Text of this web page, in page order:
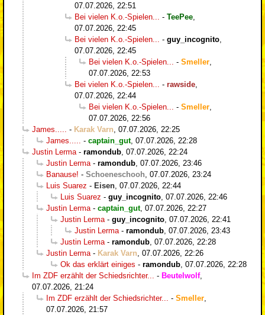
07.07.2026, 22:51
Bei vielen K.o.-Spielen... - TeePee,
07.07.2026, 22:45
Bei vielen K.o.-Spielen... - guy_incognito,
07.07.2026, 22:45
Bei vielen K.o.-Spielen... - Smeller,
07.07.2026, 22:53
Bei vielen K.o.-Spielen... - rawside,
07.07.2026, 22:44
Bei vielen K.o.-Spielen... - Smeller,
07.07.2026, 22:56
James..... - Karak Varn, 07.07.2026, 22:25
James..... - captain_gut, 07.07.2026, 22:28
Justin Lerma- ramondub, 07.07.2026, 22:24
Justin Lerma- ramondub, 07.07.2026, 23:46
Banause! - Schoeneschooh, 07.07.2026, 23:24
Luis Suarez - Eisen, 07.07.2026, 22:44
Luis Suarez - guy_incognito, 07.07.2026, 22:46
Justin Lerma- captain_gut, 07.07.2026, 22:27
Justin Lerma- guy_incognito, 07.07.2026, 22:41
Justin Lerma- ramondub, 07.07.2026, 23:43
Justin Lerma- ramondub, 07.07.2026, 22:28
Justin Lerma- Karak Varn, 07.07.2026, 22:26
Ok das erklärt einiges - ramondub, 07.07.2026, 22:28
Im ZDF erzählt der Schiedsrichter... - Beutelwolf,
07.07.2026, 21:24
Im ZDF erzählt der Schiedsrichter... - Smeller,
07.07.2026, 21:57